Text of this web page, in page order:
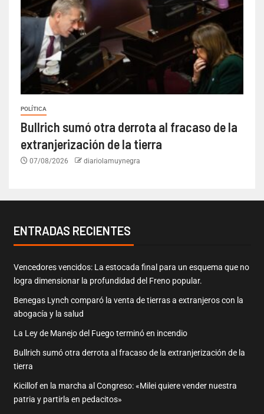
POLÍTICA
Bullrich sumó otra derrota al fracaso de la
extranjerización de la tierra
07/08/2026 diariolamuynegra
ENTRADAS RECIENTES
Vencedores vencidos: La estocada final para un esquema que no
logra dimensionar la profundidad del Freno popular.
Benegas Lynch comparó la venta de tierras a extranjeros con la
abogacía y la salud
La Ley de Manejo del Fuego terminó en incendio
Bullrich sumó otra derrota al fracaso de la extranjerización de la
tierra
Kicillof en la marcha al Congreso: «Milei quiere vender nuestra
patria y partirla en pedacitos»